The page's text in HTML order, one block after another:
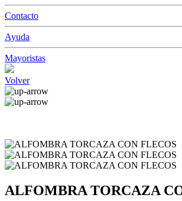
Contacto
Ayuda
Mayoristas
Volver
ALFOMBRA TORCAZA